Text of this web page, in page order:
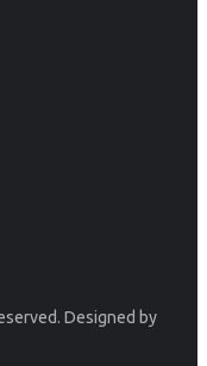
Designed by